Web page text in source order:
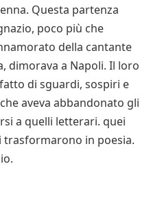
Questa partenza
poco più che
della cantante
dimorava a Napoli. Il loro
di sguardi, sospiri e
aveva abbandonato gli
a quelli letterari. quei
in poesia.